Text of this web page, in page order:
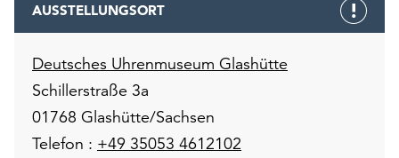
AUSSTELLUNGSORT
Deutsches Uhrenmuseum Glashütte
Schillerstraße 3a
01768 Glashütte/Sachsen
Telefon : +49 35053 4612102